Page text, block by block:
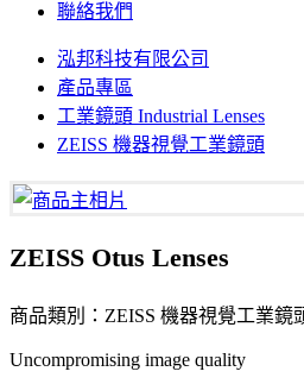
聯絡我們
泓邦科技有限公司
產品專區
工業鏡頭 Industrial Lenses
ZEISS 機器視覺工業鏡頭
ZEISS Otus Lenses
商品類別：ZEISS 機器視覺工業鏡
Uncompromising image quality